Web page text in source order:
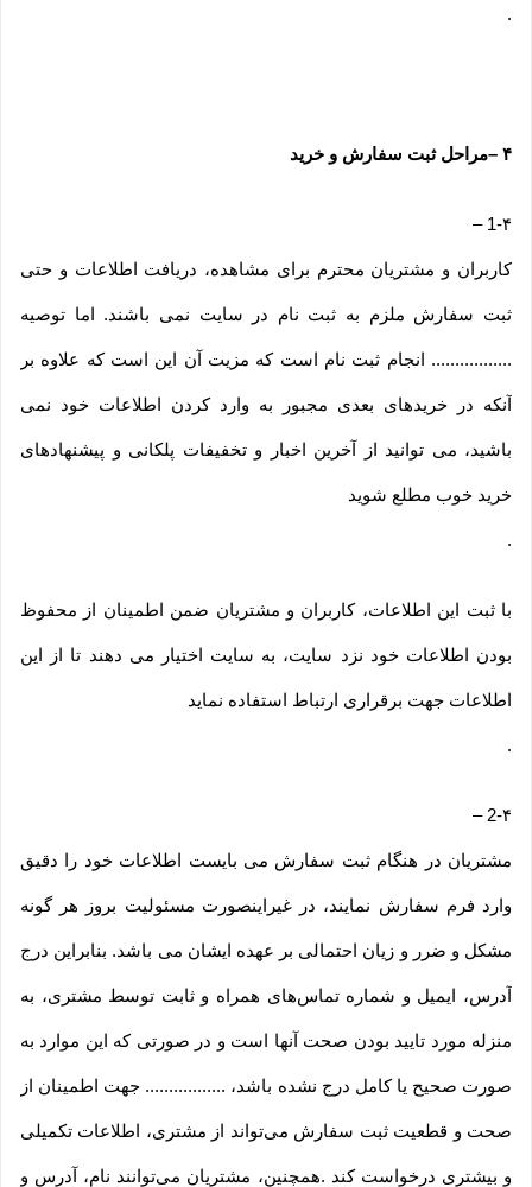
.
۴ –مراحل ثبت سفارش و خرید
1-۴ –
کاربران و مشتریان محترم برای مشاهده، دریافت اطلاعات و حتی
ثبت سفارش ملزم به ثبت نام در سایت نمی باشند. اما توصیه
................. انجام ثبت نام است که مزیت آن این است که علاوه بر
آنکه در خریدهای بعدی مجبور به وارد کردن اطلاعات خود نمی
باشید، می توانید از آخرین اخبار و تخفیفات پلکانی و پیشنهادهای
خرید خوب مطلع شوید
.
با ثبت این اطلاعات، کاربران و مشتریان ضمن اطمینان از محفوظ
بودن اطلاعات خود نزد سایت، به سایت اختیار می دهند تا از این
اطلاعات جهت برقراری ارتباط استفاده نماید
.
2-۴ –
مشتریان در هنگام ثبت سفارش می بایست اطلاعات خود را دقیق
وارد فرم سفارش نمایند، در غیراینصورت مسئولیت بروز هر گونه
مشکل و ضرر و زیان احتمالی بر عهده ایشان می باشد. بنابراین درج
آدرس، ایمیل و شماره تماس‌های همراه و ثابت توسط مشتری، به
منزله مورد تایید بودن صحت آنها است و در صورتی که این موارد به
صورت صحیح یا کامل درج نشده باشد، ................. جهت اطمینان از
صحت و قطعیت ثبت سفارش می‌تواند از مشتری، اطلاعات تکمیلی
و بیشتری درخواست کند .همچنین، مشتریان می‌توانند نام، آدرس و